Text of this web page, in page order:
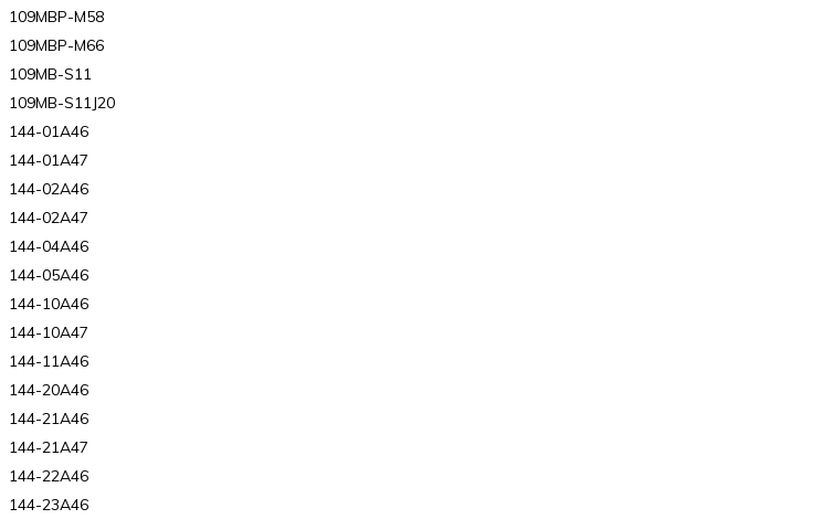
109MBP-M58
109MBP-M66
109MB-S11
109MB-S11J20
144-01A46
144-01A47
144-02A46
144-02A47
144-04A46
144-05A46
144-10A46
144-10A47
144-11A46
144-20A46
144-21A46
144-21A47
144-22A46
144-23A46